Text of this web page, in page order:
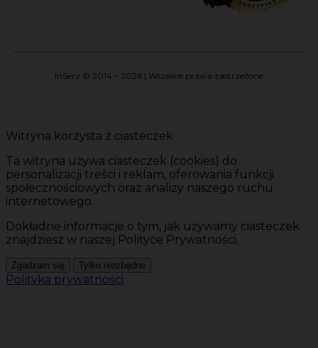
InServ © 2014 – 2026 | Wszelkie prawa zastrzeżone
Witryna korzysta z ciasteczek
Ta witryna używa ciasteczek (cookies) do
personalizacji treści i reklam, oferowania funkcji
społecznościowych oraz analizy naszego ruchu
internetowego.
Dokładne informacje o tym, jak używamy ciasteczek
znajdziesz w naszej Polityce Prywatności.
Zgadzam się Tylko niezbędne
Polityka prywatności